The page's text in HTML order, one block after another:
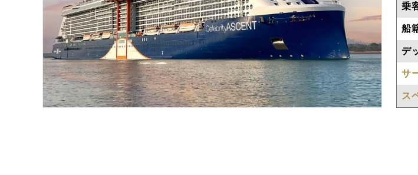
乗
船
デ
サ
ス